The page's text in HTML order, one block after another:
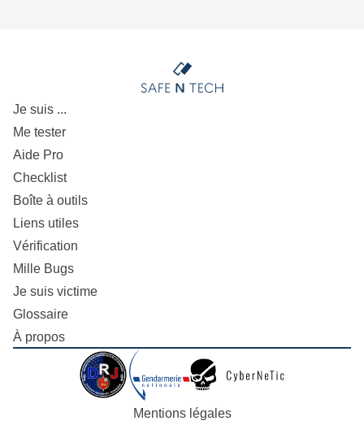
Je suis ...
Me tester
Aide Pro
Checklist
Boîte à outils
Liens utiles
Vérification
Mille Bugs
Je suis victime
Glossaire
À propos
Mentions légales